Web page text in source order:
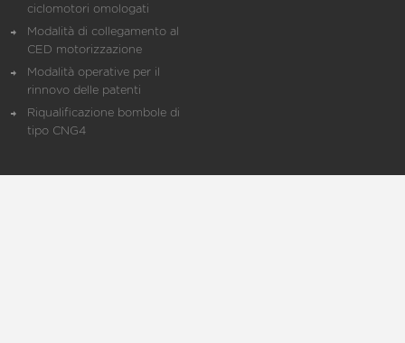
ciclomotori omologati
Modalità di collegamento al
CED motorizzazione
Modalità operative per il
rinnovo delle patenti
Riqualificazione bombole di
tipo CNG4